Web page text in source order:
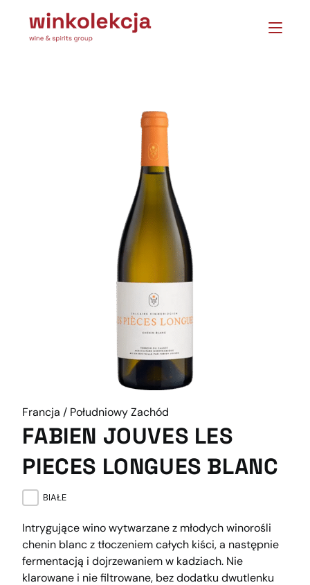
Francja / Południowy Zachód
FABIEN JOUVES LES
PIECES LONGUES BLANC
BIAŁE
Intrygujące wino wytwarzane z młodych winorośli
chenin blanc z tłoczeniem całych kiści, a następnie
fermentacją i dojrzewaniem w kadziach. Nie
klarowane i nie filtrowane, bez dodatku dwutlenku